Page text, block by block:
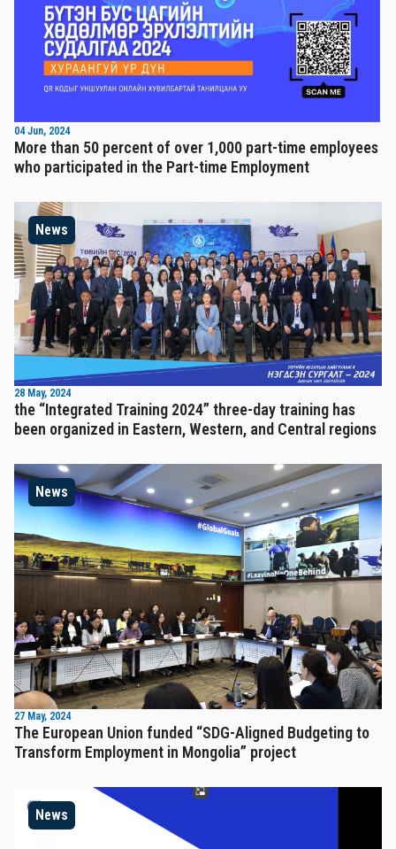
04 Jun, 2024
More than 50 percent of over 1,000 part-time employees
who participated in the Part-time Employment
News
28 May, 2024
the “Integrated Training 2024” three-day training has
been organized in Eastern, Western, and Central regions
News
27 May, 2024
The European Union funded “SDG-Aligned Budgeting to
Transform Employment in Mongolia” project
News